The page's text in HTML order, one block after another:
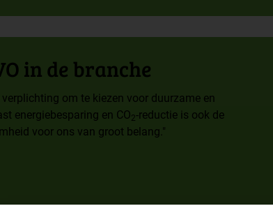
in de branche
om te kiezen voor duurzame en
energiebesparing en CO2-reductie is ook de
voor ons van groot belang."